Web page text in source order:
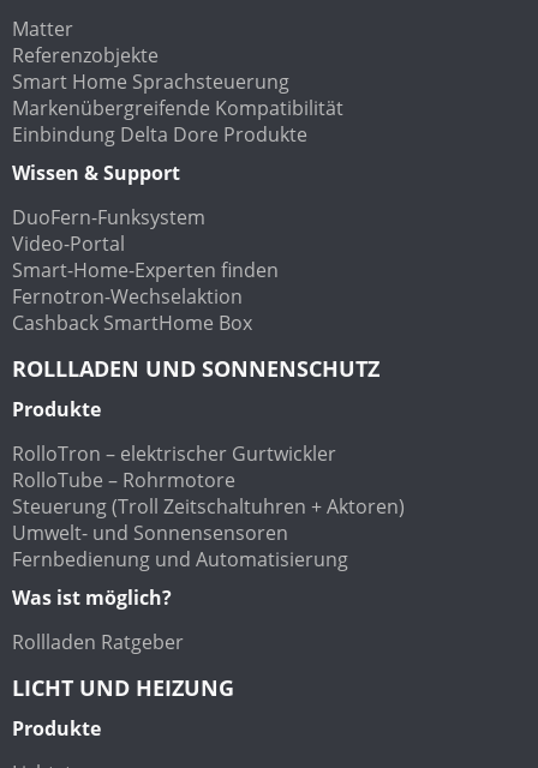
Matter
Referenzobjekte
Smart Home Sprachsteuerung
Markenübergreifende Kompatibilität
Einbindung Delta Dore Produkte
Wissen & Support
DuoFern-Funksystem
Video-Portal
Smart-Home-Experten finden
Fernotron-Wechselaktion
Cashback SmartHome Box
ROLLLADEN UND SONNENSCHUTZ
Produkte
RolloTron – elektrischer Gurtwickler
RolloTube – Rohrmotore
Steuerung (Troll Zeitschaltuhren + Aktoren)
Umwelt- und Sonnensensoren
Fernbedienung und Automatisierung
Was ist möglich?
Rollladen Ratgeber
LICHT UND HEIZUNG
Produkte